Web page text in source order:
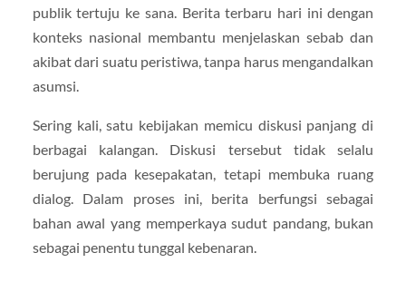
publik tertuju ke sana. Berita terbaru hari ini dengan
konteks nasional membantu menjelaskan sebab dan
akibat dari suatu peristiwa, tanpa harus mengandalkan
asumsi.
Sering kali, satu kebijakan memicu diskusi panjang di
berbagai kalangan. Diskusi tersebut tidak selalu
berujung pada kesepakatan, tetapi membuka ruang
dialog. Dalam proses ini, berita berfungsi sebagai
bahan awal yang memperkaya sudut pandang, bukan
sebagai penentu tunggal kebenaran.